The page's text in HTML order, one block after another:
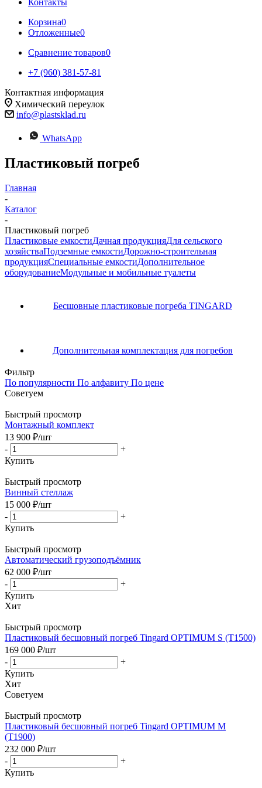
Контакты
Корзина0
Отложенные0
Сравнение товаров0
+7 (960) 381-57-81
Контактная информация
Химический переулок
info@plastsklad.ru
WhatsApp
Пластиковый погреб
Главная
-
Каталог
-
Пластиковый погреб
Пластиковые емкостиДачная продукцияДля сельского
хозяйстваПодземные емкостиДорожно-строительная
продукцияСпециальные емкостиДополнительное
оборудованиеМодульные и мобильные туалеты
Бесшовные пластиковые погреба TINGARD
Дополнительная комплектация для погребов
Фильтр
По популярности По алфавиту По цене
Советуем
Быстрый просмотр
Монтажный комплект
13 900 ₽/шт
-
+
Купить
Быстрый просмотр
Винный стеллаж
15 000 ₽/шт
-
+
Купить
Быстрый просмотр
Автоматический грузоподъёмник
62 000 ₽/шт
-
+
Купить
Хит
Быстрый просмотр
Пластиковый бесшовный погреб Tingard OPTIMUM S (Т1500)
169 000 ₽/шт
-
+
Купить
Хит
Советуем
Быстрый просмотр
Пластиковый бесшовный погреб Tingard OPTIMUM M
(Т1900)
232 000 ₽/шт
-
+
Купить